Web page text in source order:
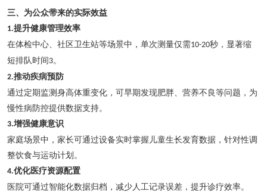
三、为公众带来的实际效益
1.提升健康管理效率
在体检中心、社区卫生站等场景中，单次测量仅需10-20秒，显著缩
短排队时间3。
2.推动疾病预防
通过定期监测身高体重变化，可早期发现肥胖、营养不良等问题，为
慢性病防控提供数据支持。
3.增强健康意识
家庭场景中，家长可通过设备实时掌握儿童生长发育数据，针对性调
整饮食与运动计划。
4.优化医疗资源配置
医院可通过智能化数据归档，减少人工记录误差，提升诊疗效率。